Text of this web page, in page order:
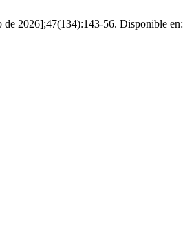
2026];47(134):143-56. Disponible en: